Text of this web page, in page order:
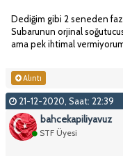
Dediğim gibi 2 seneden
Subarunun orjinal
ama pek ihtimal
Alıntı
21-12-2020, Saat: 22:39
bahcekapiliyavuz
STF Üyesi